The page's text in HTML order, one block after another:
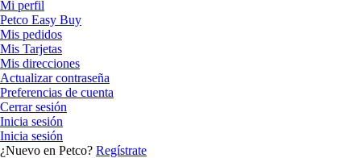
Mi perfil
Petco Easy Buy
Mis pedidos
Mis Tarjetas
Mis direcciones
Actualizar contraseña
Preferencias de cuenta
Cerrar sesión
Inicia sesión
Inicia sesión
¿Nuevo en Petco? Regístrate